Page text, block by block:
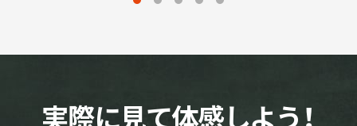
実際に見て体感しよう！